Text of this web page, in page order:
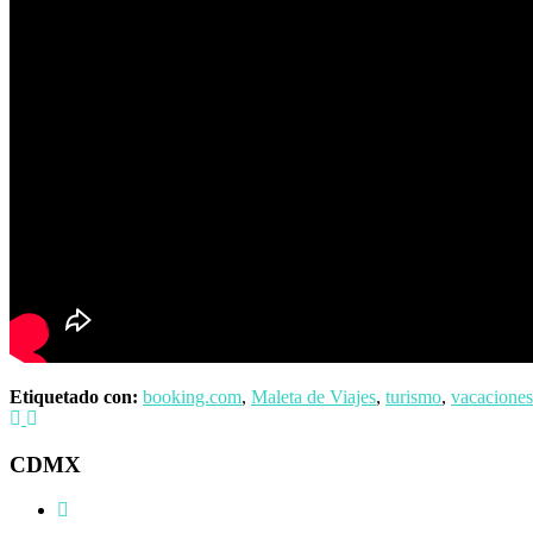
Etiquetado con: booking.com, Maleta de Viajes, turismo, vacaciones
CDMX